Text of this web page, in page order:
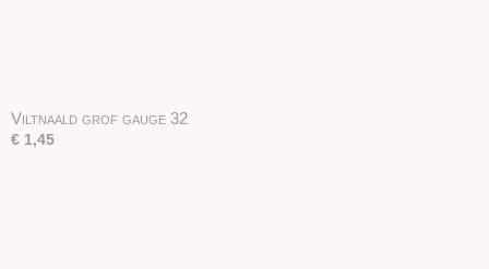
Viltnaald grof gauge 32
€ 1,45